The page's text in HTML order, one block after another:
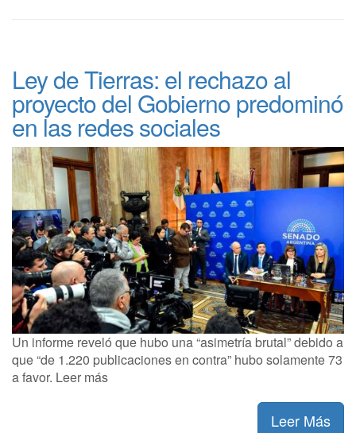
Ley de Tierras: el rechazo al
proyecto del Gobierno predominó
en las redes sociales
Un informe reveló que hubo una “asimetría brutal” debido a
que “de 1.220 publicaciones en contra” hubo solamente 73
a favor. Leer más
Leer Más